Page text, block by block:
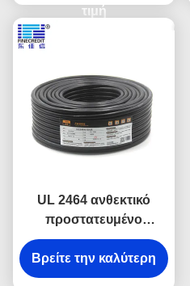
τιμή
UL 2464 ανθεκτικό
προστατευμένο
καλώδιο πετρελαίου
ηλεκτρικών καλωδίων
0.75mm προστατευμένο
Βρείτε την καλύτερη